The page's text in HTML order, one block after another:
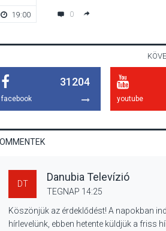
Bodor Majorban
Színek, közösség és
hagyomány – kiállítás
nyitotta meg az idei
Mordái folk-rock
koncert lesz a
19:00 0
31204
facebook youtube
DT
Danubia Televízió
TEGNAP 14:25
Köszönjük az érdeklődést! A napokban
hírlevelünk, ebben hetente küldjük a friss